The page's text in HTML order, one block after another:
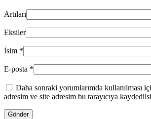
Artıları
Eksiler
İsim *
E-posta *
Daha sonraki yorumlarımda kullanılması
adresim ve site adresim bu tarayıcıya